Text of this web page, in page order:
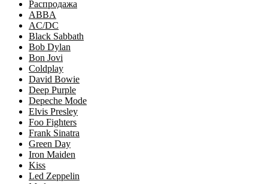
Распродажа
ABBA
AC/DC
Black Sabbath
Bob Dylan
Bon Jovi
Coldplay
David Bowie
Deep Purple
Depeche Mode
Elvis Presley
Foo Fighters
Frank Sinatra
Green Day
Iron Maiden
Kiss
Led Zeppelin